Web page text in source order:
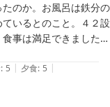
のか。お風呂は鉄分の
いるとのこと。４２設
事は満足できました。
い感じでした。もう少
市民ではないので、規
たと思います。
: 5 | 夕食: 5 |